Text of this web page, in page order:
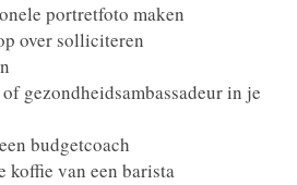
portretfoto maken
over solliciteren
gezondheidsambassadeur in je
budgetcoach
koffie van een barista